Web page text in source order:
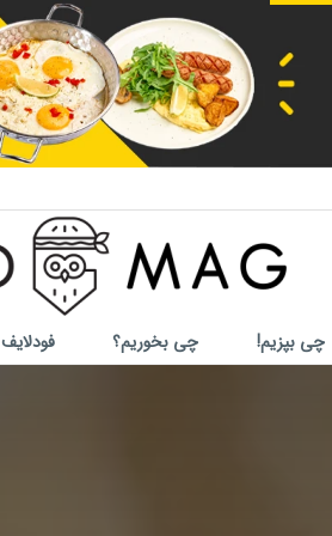
چی بپزیم! چی بخوریم؟ فودلایف